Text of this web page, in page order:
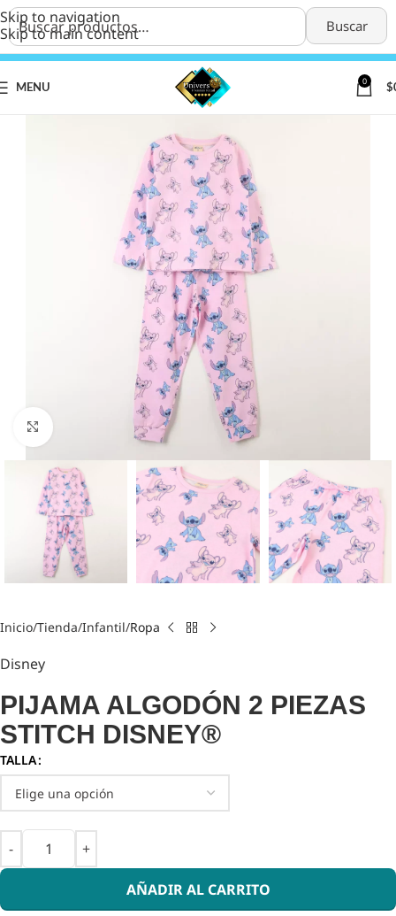
Buscar
Skip to navigation
Skip to main content
MENU
0
$
Click to enlarge
Inicio Tienda Infantil Ropa
Disney
PIJAMA ALGODÓN 2 PIEZAS
STITCH DISNEY®
TALLA
AÑADIR AL CARRITO